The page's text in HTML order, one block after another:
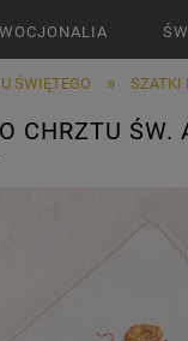
ŚWIĘTEGO » SZATKI
CHRZTU ŚW.